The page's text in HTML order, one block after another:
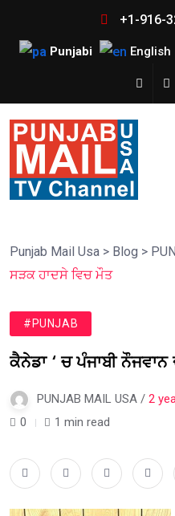
+1-916-
Punjabi English
Punjab Mail Usa > Blog >
ਸੜਕ ਹਾਦਸੇ ਵਿਚ ਮੌਤ
#PUNJAB
ਕੈਨੇਡਾ ‘ ਚ ਪੰਜਾਬੀ
PUNJAB MAIL USA / 2
0
1 min read